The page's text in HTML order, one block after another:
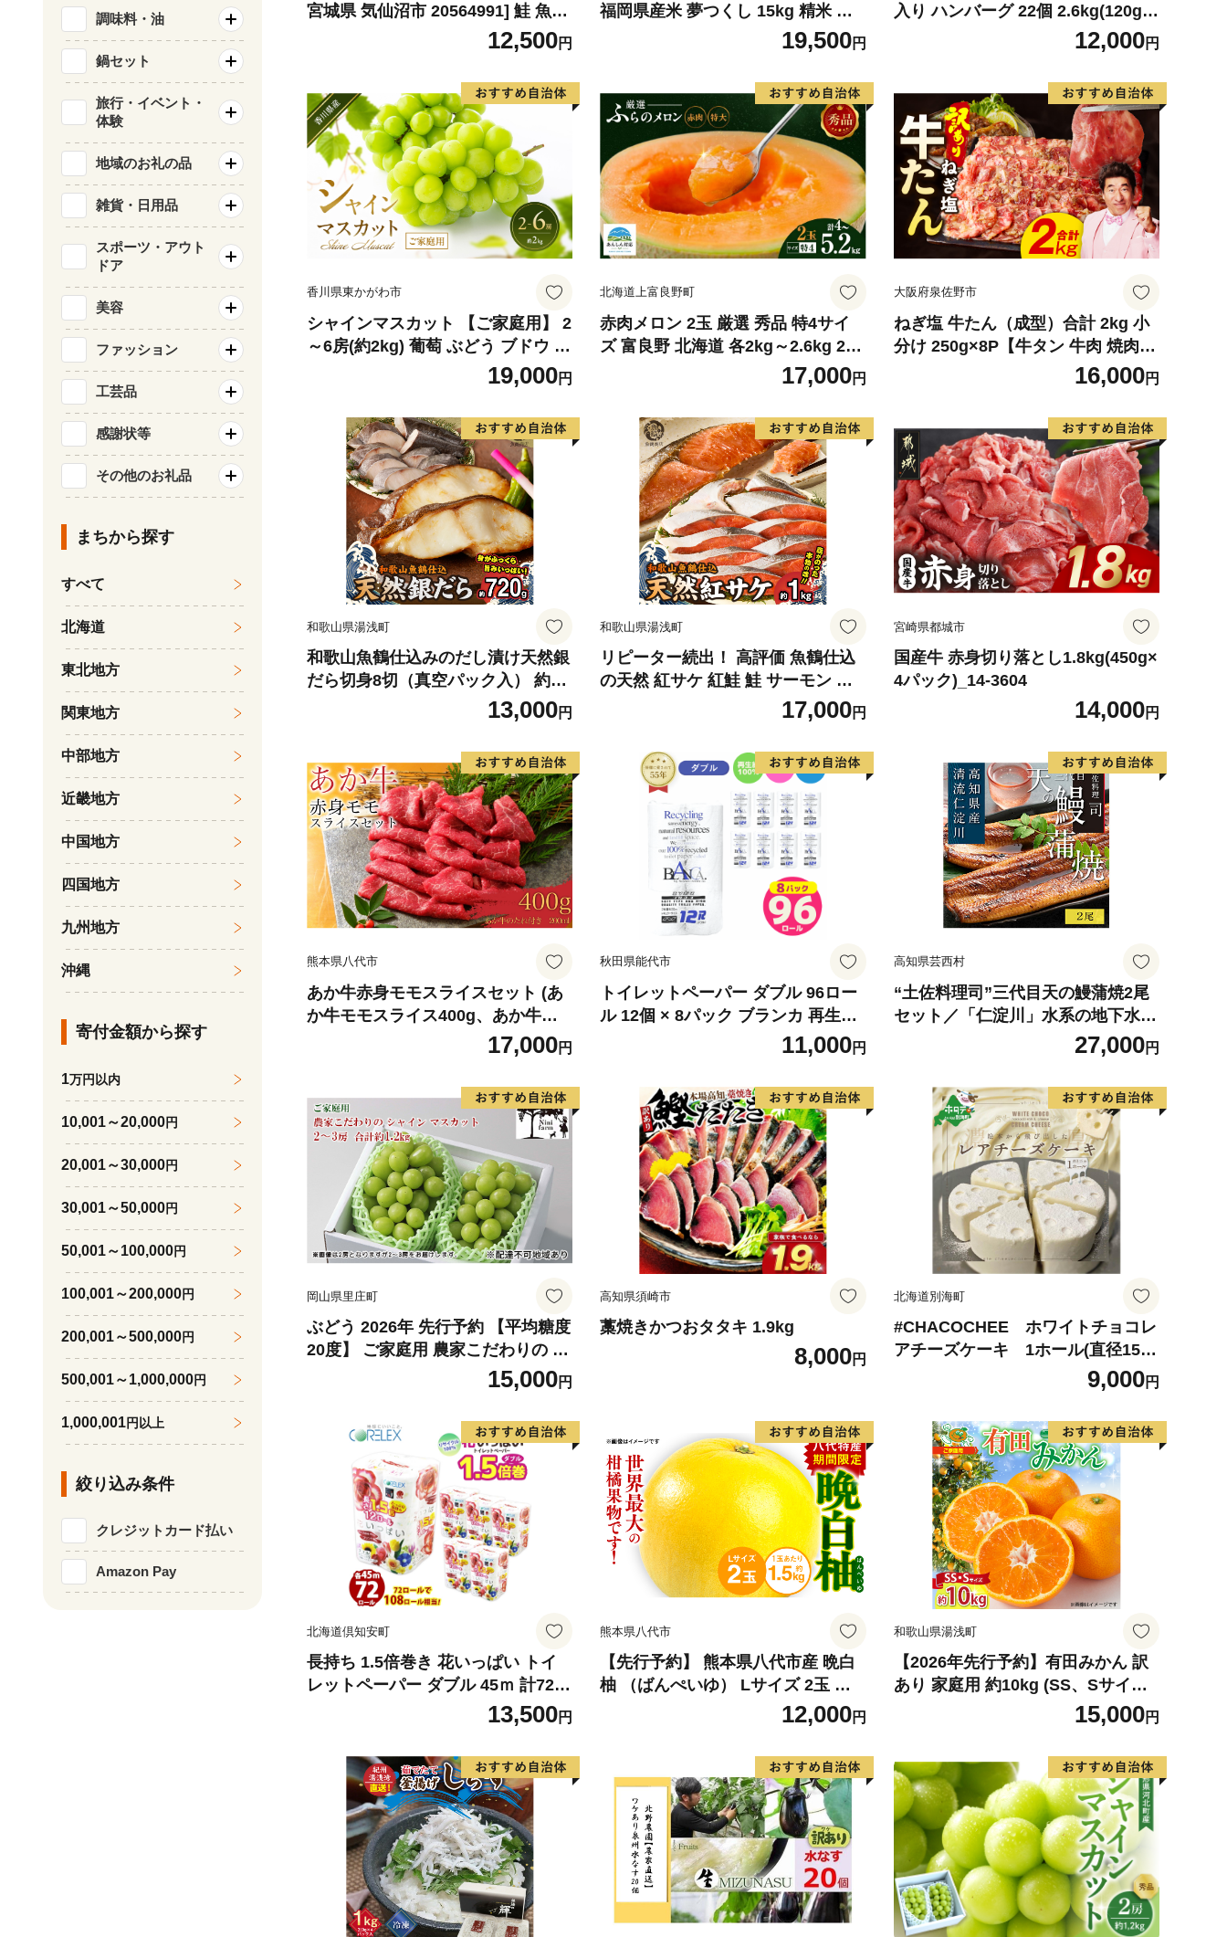
宮城県 気仙沼市 20564991] 鮭 魚介
類 海鮮 訳アリ 規格外 不揃い さけ
サケ 鮭切身 シャケ 切り身 冷凍 家
庭用 おかず 弁当 支援 サーモン 銀
鮭切り身 魚 わけあり
12,500円
福岡県産米 夢つくし 15kg 精米 ※
北海道・沖縄・離島は配送不可
19,500円
入り ハンバーグ 22個 2.6kg(120g×
22個)【佐賀牛 黒毛和牛 ブランド牛
九州 ハンバーグ 牛肉 豚肉 国産 お
弁当 おかず 惣菜 おすすめ 人気】(H
083106)
12,000円
香川県東かがわ市
シャインマスカット 【ご家庭用】 2
～6房(約2kg) 葡萄 ぶどう ブドウ フ
ルーツ 果物 くだもの 果実 旬の果物
旬のフルーツ 香川 香川県 東かがわ
19,000円
北海道上富良野町
赤肉メロン 2玉 厳選 秀品 特4サイ
ズ 富良野 北海道 各2kg～2.6kg 2玉
セット ファーム富良野 メロン めろ
ん 果物 くだもの フルーツ デザート
旬の果物 旬のフルーツ
17,000円
大阪府泉佐野市
ねぎ塩 牛たん（成型）合計 2kg 小
分け 250g×8P【牛タン 牛肉 焼肉用
薄切り 訳あり サイズ不揃い】
16,000円
和歌山県湯浅町
和歌山魚鶴仕込みのだし漬け天然銀
だら切身8切（真空パック入） 約72
0g 小分け 独自製法 良質な脂 ふっ
くら 柔らかい 身質 甘み 旨味 白身
魚のトロ 梅酒 北海道南産 真こんぶ
だし漬け 煮付け ムニエル 味噌漬け
鍋物 冷凍 湯浅町 送料無料_G7334
13,000円
和歌山県湯浅町
リピーター続出！ 高評価 魚鶴仕込
の天然 紅サケ 紅鮭 鮭 サーモン 切
身 切り身 約1kg レビュー高評価 小
分け 真空パック 梅酒 真昆布 使用
だし まろやか 天然 鮭 魚 海の幸 海
鮮 魚介 食品 食べ物 おかず お弁当
水産加工品 冷凍 グルメ お取り寄せ
和歌山県 湯浅町 送料無料_G7317
17,000円
宮崎県都城市
国産牛 赤身切り落とし1.8kg(450g×
4パック)_14-3604
14,000円
熊本県八代市
あか牛赤身モモスライスセット (あ
か牛モモスライス400g、あか牛の
17,000円
秋田県能代市
トイレットペーパー ダブル 96ロー
ル 12個 × 8パック ブランカ 再生紙
100％ 芯あり 日用品 消耗品 無香料
生活用品 備蓄 秋田県 能代市 送料無
料 《能代製紙》
11,000円
高知県芸西村
“土佐料理司”三代目天の鰻蒲焼2尾
セット／「仁淀川」水系の地下水使
用 完全無投薬養殖 国産・高知県産
〈高知市共通返礼品〉うなぎ 真空
パック （ウナギう・たれセット）
27,000円
岡山県里庄町
ぶどう 2026年 先行予約 【平均糖度
20度】 ご家庭用 農家こだわりの シ
ャイン マスカット 2～3房 合計約1.
2kg ブドウ 葡萄 岡山県産 国産 フル
ーツ 果物 【 Nini farm 農家 直送 】
15,000円
高知県須崎市
藁焼きかつおタタキ 1.9kg
8,000円
北海道別海町
#CHACOCHEE ホワイトチョコレ
アチーズケーキ 1ホール(直径15c
m)（北海道,別海町,チーズ,ちーず,
チーズケーキ,ふるさと納税）
9,000円
北海道倶知安町
長持ち 1.5倍巻き 花いっぱい トイ
レットペーパー ダブル 45ｍ 計72ロ
ール 全18種 花柄 プリント ハーブ
香り付き 日本製 まとめ買い 防災 常
備品 ペーパー エコ 日用雑貨 消耗品
備蓄 送料無料 北海道 倶知安町 日用
13,500円
熊本県八代市
【先行予約】 熊本県八代市産 晩白
柚 （ばんぺいゆ） Lサイズ 2玉 柑
橘 みかん 果物 くだもの フルーツ
おやつ 特産 熊本県 八代市 【2026
年12月上旬より順次発送】
12,000円
和歌山県湯浅町
【2026年先行予約】有田みかん 訳
あり 家庭用 約10kg (SS、Sサイズ)
みかん 温州みかん フルーツ 柑橘 果
物 果実 ジューシー 人気 国産 食べ
物 和歌山県 湯浅町 送料無料_ZJ60
98
15,000円
調味料・油
鍋セット
旅行・イベント・
体験
地域のお礼の品
雑貨・日用品
スポーツ・アウト
ドア
美容
ファッション
工芸品
感謝状等
その他のお礼品
まちから探す
すべて
北海道
東北地方
関東地方
中部地方
近畿地方
中国地方
四国地方
九州地方
沖縄
寄付金額から探す
1万円以内
10,001～20,000円
20,001～30,000円
30,001～50,000円
50,001～100,000円
100,001～200,000円
200,001～500,000円
500,001～1,000,000円
1,000,001円以上
絞り込み条件
クレジットカード払い
Amazon Pay